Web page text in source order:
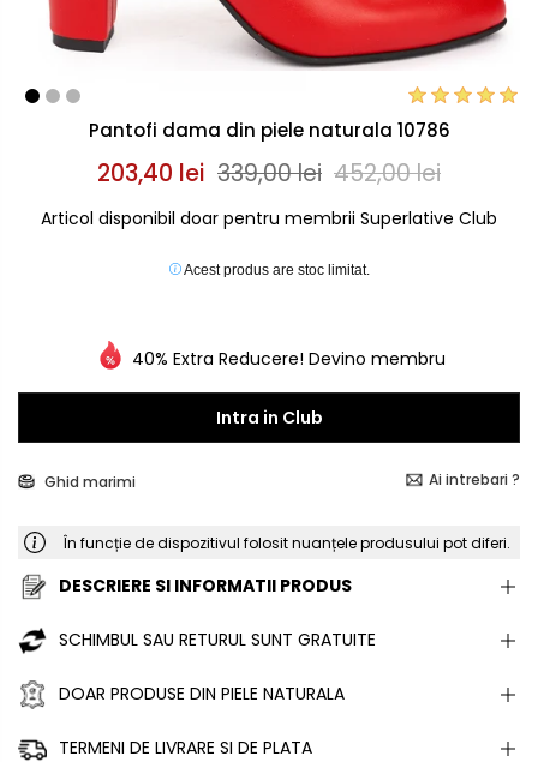
Pantofi dama din piele naturala 10786
203,40 lei 339,00 lei 452,00 lei
Articol disponibil doar pentru membrii Superlative Club
Acest produs are stoc limitat.
40% Extra Reducere! Devino membru
Intra in Club
Ghid marimi Ai intrebari ?
În funcție de dispozitivul folosit nuanțele produsului pot diferi.
DESCRIERE SI INFORMATII PRODUS
SCHIMBUL SAU RETURUL SUNT GRATUITE
DOAR PRODUSE DIN PIELE NATURALA
TERMENI DE LIVRARE SI DE PLATA